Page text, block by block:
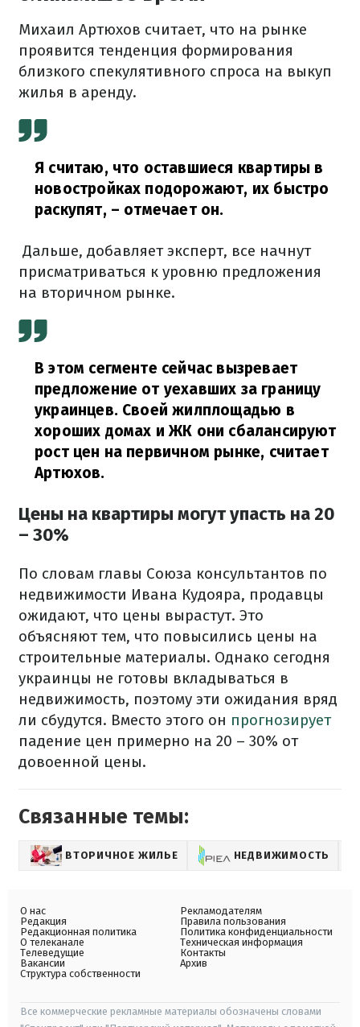
Михаил Артюхов считает, что на рынке
проявится тенденция формирования
близкого спекулятивного спроса на выкуп
жилья в аренду.
Я считаю, что оставшиеся квартиры в
новостройках подорожают, их быстро
раскупят, – отмечает он.
Дальше, добавляет эксперт, все начнут
присматриваться к уровню предложения
на вторичном рынке.
В этом сегменте сейчас вызревает
предложение от уехавших за границу
украинцев. Своей жилплощадью в
хороших домах и ЖК они сбалансируют
рост цен на первичном рынке, считает
Артюхов.
Цены на квартиры могут упасть на 20
– 30%
По словам главы Союза консультантов по
недвижимости Ивана Кудояра, продавцы
ожидают, что цены вырастут. Это
объясняют тем, что повысились цены на
строительные материалы. Однако сегодня
украинцы не готовы вкладываться в
недвижимость, поэтому эти ожидания вряд
ли сбудутся. Вместо этого он прогнозирует
падение цен примерно на 20 – 30% от
довоенной цены.
Связанные темы:
ВТОРИЧНОЕ ЖИЛЬЕ НЕДВИЖИМОСТЬ
О нас
Редакция
Редакционная политика
О телеканале
Телеведущие
Вакансии
Структура собственности
Рекламодателям
Правила пользования
Политика конфиденциальности
Техническая информация
Контакты
Архив
Все коммерческие рекламные материалы обозначены словами